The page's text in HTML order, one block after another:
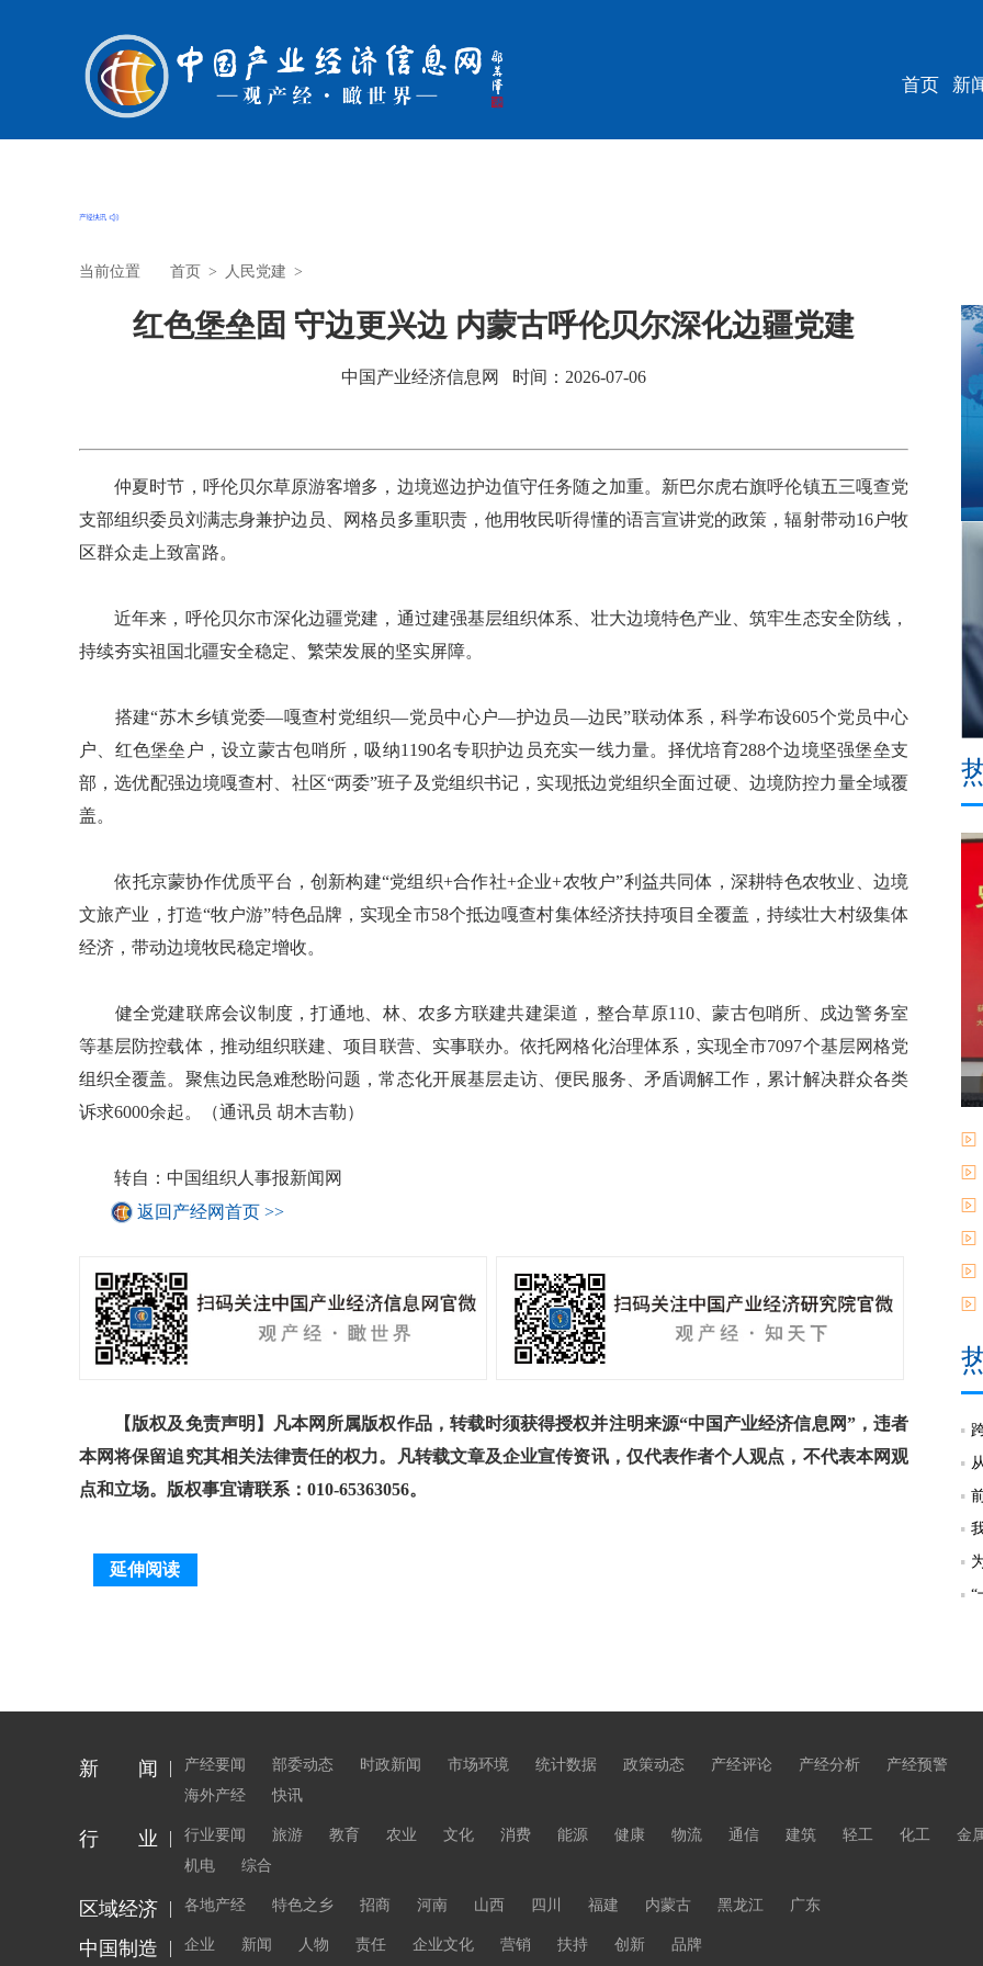
首页 新
当前位置 首页 > 人民党建 >
红色堡垒固 守边更兴边 内蒙古呼伦贝尔深化边疆党建
中国产业经济信息网 时间：2026-07-06
仲夏时节，呼伦贝尔草原游客增多，边境巡边护边值守任务随之加重。新巴尔虎右旗呼伦镇五三嘎查党
支部组织委员刘满志身兼护边员、网格员多重职责，他用牧民听得懂的语言宣讲党的政策，辐射带动16户牧
区群众走上致富路。
近年来，呼伦贝尔市深化边疆党建，通过建强基层组织体系、壮大边境特色产业、筑牢生态安全防线，
持续夯实祖国北疆安全稳定、繁荣发展的坚实屏障。
搭建“苏木乡镇党委—嘎查村党组织—党员中心户—护边员—边民”联动体系，科学布设605个党员中心
户、红色堡垒户，设立蒙古包哨所，吸纳1190名专职护边员充实一线力量。择优培育288个边境坚强堡垒支
部，选优配强边境嘎查村、社区“两委”班子及党组织书记，实现抵边党组织全面过硬、边境防控力量全域覆
盖。
依托京蒙协作优质平台，创新构建“党组织+合作社+企业+农牧户”利益共同体，深耕特色农牧业、边境
文旅产业，打造“牧户游”特色品牌，实现全市58个抵边嘎查村集体经济扶持项目全覆盖，持续壮大村级集体
经济，带动边境牧民稳定增收。
健全党建联席会议制度，打通地、林、农多方联建共建渠道，整合草原110、蒙古包哨所、戍边警务室
等基层防控载体，推动组织联建、项目联营、实事联办。依托网格化治理体系，实现全市7097个基层网格党
组织全覆盖。聚焦边民急难愁盼问题，常态化开展基层走访、便民服务、矛盾调解工作，累计解决群众各类
诉求6000余起。（通讯员 胡木吉勒）
转自：中国组织人事报新闻网
返回产经网首页 >>
【版权及免责声明】凡本网所属版权作品，转载时须获得授权并注明来源“中国产业经济信息网”，违者
本网将保留追究其相关法律责任的权力。凡转载文章及企业宣传资讯，仅代表作者个人观点，不代表本网观
点和立场。版权事宜请联系：010-65363056。
延伸阅读
“
新 闻 产经要闻 部委动态 时政新闻 市场环境 统计数据 政策动态 产经评论 产经分析
产经预警
海外产经
快讯
行 业 行业要闻 旅游 教育 农业 文化 消费 能源 健康 物流 通信 建筑 轻工 化工
金
机电
综合
区域经济 各地产经 特色之乡 招商 河南 山西 四川 福建 内蒙古 黑龙江 广东
中国制造 企业 新闻 人物 责任 企业文化 营销 扶持 创新 品牌